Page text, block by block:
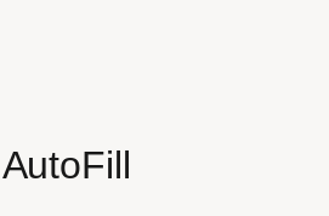
AutoFill